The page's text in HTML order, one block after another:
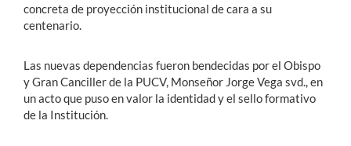
concreta de proyección institucional de cara a su
centenario.
Las nuevas dependencias fueron bendecidas por el Obispo
y Gran Canciller de la PUCV, Monseñor Jorge Vega svd., en
un acto que puso en valor la identidad y el sello formativo
de la Institución.